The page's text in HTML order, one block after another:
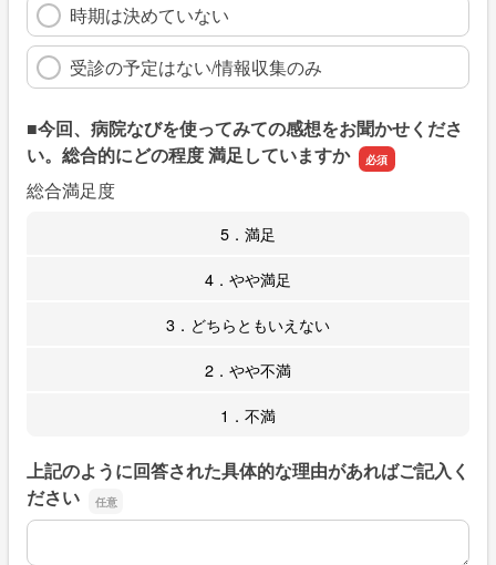
時期は決めていない
受診の予定はない/情報収集のみ
■今回、病院なびを使ってみての感想をお聞かせくださ
い。総合的にどの程度 満足していますか
総合満足度
5．満足
4．やや満足
3．どちらともいえない
2．やや不満
1．不満
上記のように回答された具体的な理由があればご記入く
ださい
上記のように回答された具体的な理由があればご記入くだ